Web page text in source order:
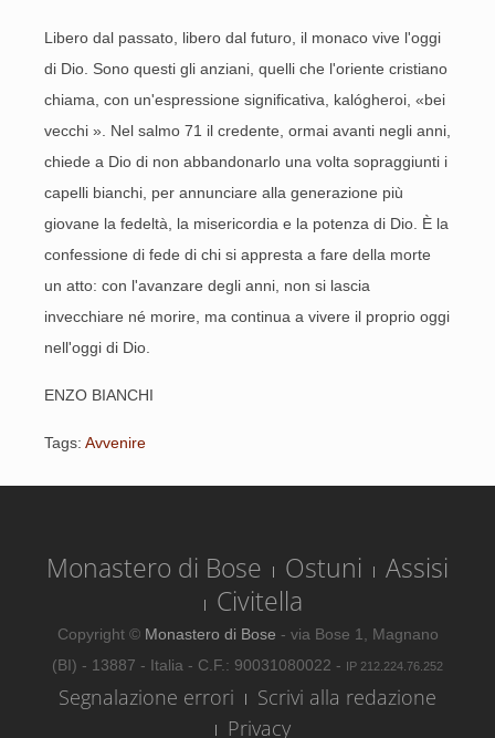
Libero dal passato, libero dal futuro, il monaco vive l'oggi
di Dio. Sono questi gli anziani, quelli che l'oriente cristiano
chiama, con un'espressione significativa, kalógheroi, «bei
vecchi ». Nel salmo 71 il credente, ormai avanti negli anni,
chiede a Dio di non abbandonarlo una volta sopraggiunti i
capelli bianchi, per annunciare alla generazione più
giovane la fedeltà, la misericordia e la potenza di Dio. È la
confessione di fede di chi si appresta a fare della morte
un atto: con l'avanzare degli anni, non si lascia
invecchiare né morire, ma continua a vivere il proprio oggi
nell'oggi di Dio.
ENZO BIANCHI
Tags: Avvenire
Monastero di Bose Ostuni
Assisi
Civitella
Copyright © Monastero di Bose - via Bose 1, Magnano
(BI) - 13887 - Italia - C.F.: 90031080022 - IP 212.224.76.252
Segnalazione errori
Scrivi alla redazione
Privacy